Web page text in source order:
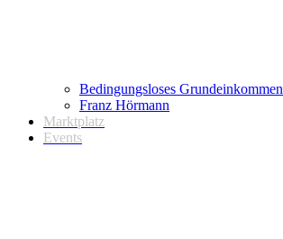
Bedingungsloses Grundeinkommen
Franz Hörmann
Marktplatz
Events